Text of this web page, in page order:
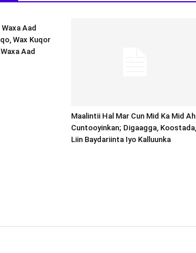
Aad
Wax Kuqor
Aad
Maalintii Hal Mar Cun Mid Ka Mid Ah
Cuntooyinkan; Digaagga, Koostada,
Liin Baydariinta Iyo Kalluunka